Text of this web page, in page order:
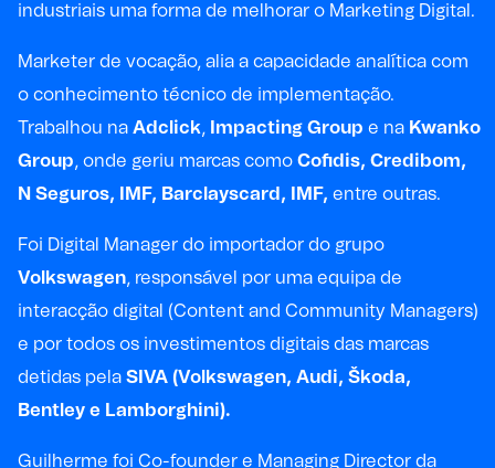
industriais uma forma de melhorar o Marketing Digital.
Marketer de vocação, alia a capacidade analítica com
o conhecimento técnico de implementação.
Trabalhou na Adclick, Impacting Group e na Kwanko
Group, onde geriu marcas como Cofidis, Credibom,
N Seguros, IMF, Barclayscard, IMF, entre outras.
Foi Digital Manager do importador do grupo
Volkswagen, responsável por uma equipa de
interacção digital (Content and Community Managers)
e por todos os investimentos digitais das marcas
detidas pela SIVA (Volkswagen, Audi, Škoda,
Bentley e Lamborghini).
Guilherme foi Co-founder e Managing Director da